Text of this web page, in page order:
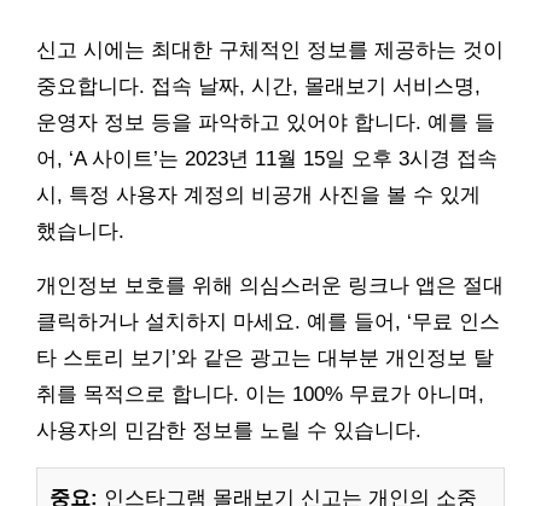
신고 시에는 최대한 구체적인 정보를 제공하는 것이
중요합니다. 접속 날짜, 시간, 몰래보기 서비스명,
운영자 정보 등을 파악하고 있어야 합니다. 예를 들
어, ‘A 사이트’는 2023년 11월 15일 오후 3시경 접속
시, 특정 사용자 계정의 비공개 사진을 볼 수 있게
했습니다.
개인정보 보호를 위해 의심스러운 링크나 앱은 절대
클릭하거나 설치하지 마세요. 예를 들어, ‘무료 인스
타 스토리 보기’와 같은 광고는 대부분 개인정보 탈
취를 목적으로 합니다. 이는 100% 무료가 아니며,
사용자의 민감한 정보를 노릴 수 있습니다.
중요: 인스타그램 몰래보기 신고는 개인의 소중